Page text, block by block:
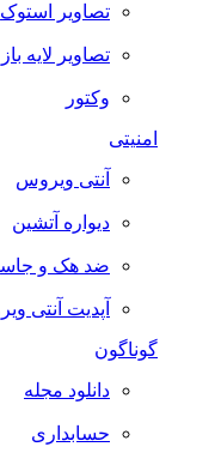
تصاویر استوک
تصاویر لایه باز
وکتور
امنیتی
آنتی ویروس
دیواره آتشین
ضد هک و جاسوسی
آپدیت آنتی ویروس
گوناگون
دانلود مجله
حسابداری